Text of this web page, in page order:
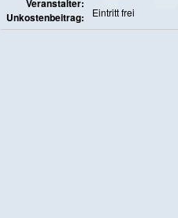
Veranstalter
Unkostenbeitrag Eintritt frei